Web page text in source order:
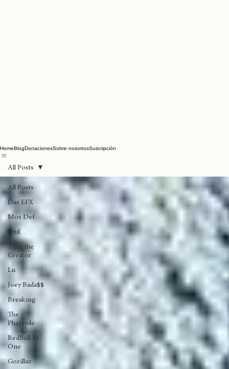
Donaciones Sobre nosotrosSuscripción
All Posts
Das EFX
Mos Def
soul
Tyler the
Creator
Joey Bada$$
Breaking
The
Pharcyde
All Posts